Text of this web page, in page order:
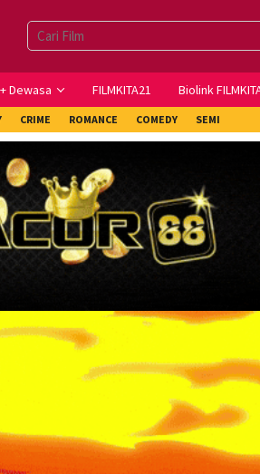
Dewasa FILMKITA21 Biolink
CRIME ROMANCE COMEDY SEMI